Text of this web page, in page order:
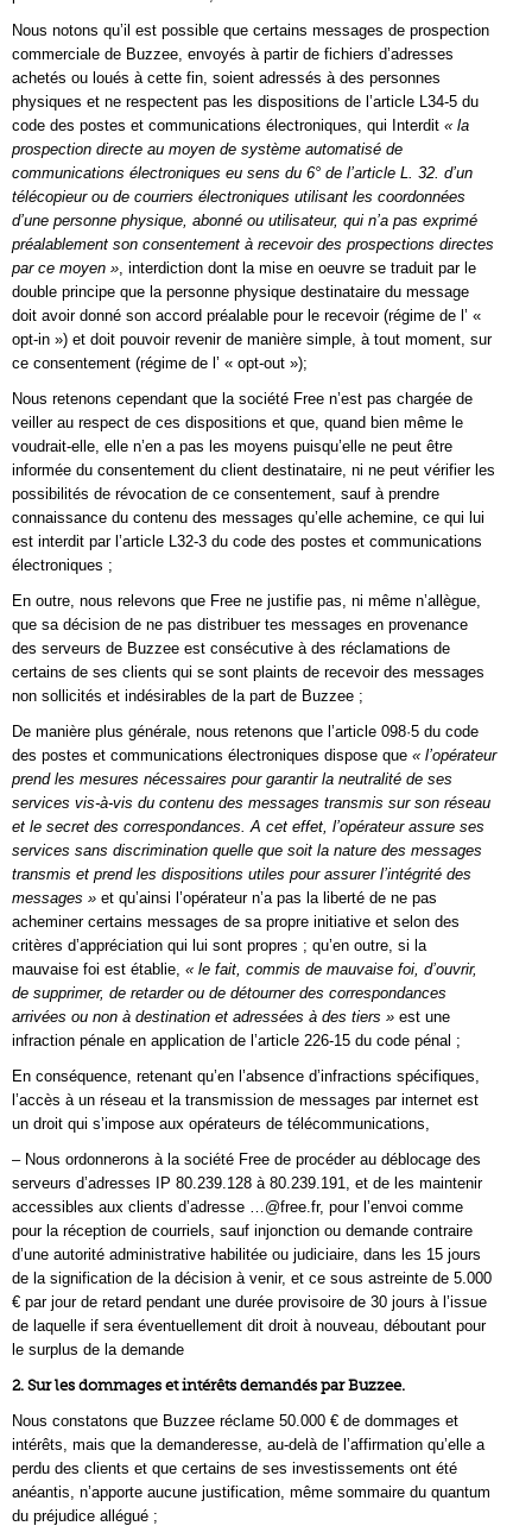
Nous notons qu’il est possible que certains messages de prospection
commerciale de Buzzee, envoyés à partir de fichiers d’adresses
achetés ou loués à cette fin, soient adressés à des personnes
physiques et ne respectent pas les dispositions de l’article L34-5 du
code des postes et communications électroniques, qui Interdit « la
prospection directe au moyen de système automatisé de
communications électroniques eu sens du 6° de l’article L. 32. d’un
télécopieur ou de courriers électroniques utilisant les coordonnées
d’une personne physique, abonné ou utilisateur, qui n’a pas exprimé
préalablement son consentement à recevoir des prospections directes
par ce moyen », interdiction dont la mise en oeuvre se traduit par le
double principe que la personne physique destinataire du message
doit avoir donné son accord préalable pour le recevoir (régime de l’ «
opt-in ») et doit pouvoir revenir de manière simple, à tout moment, sur
ce consentement (régime de l’ « opt-out »);
Nous retenons cependant que la société Free n’est pas chargée de
veiller au respect de ces dispositions et que, quand bien même le
voudrait-elle, elle n’en a pas les moyens puisqu’elle ne peut être
informée du consentement du client destinataire, ni ne peut vérifier les
possibilités de révocation de ce consentement, sauf à prendre
connaissance du contenu des messages qu’elle achemine, ce qui lui
est interdit par l’article L32-3 du code des postes et communications
électroniques ;
En outre, nous relevons que Free ne justifie pas, ni même n’allègue,
que sa décision de ne pas distribuer tes messages en provenance
des serveurs de Buzzee est consécutive à des réclamations de
certains de ses clients qui se sont plaints de recevoir des messages
non sollicités et indésirables de la part de Buzzee ;
De manière plus générale, nous retenons que l’article 098·5 du code
des postes et communications électroniques dispose que « l’opérateur
prend les mesures nécessaires pour garantir la neutralité de ses
services vis-à-vis du contenu des messages transmis sur son réseau
et le secret des correspondances. A cet effet, l’opérateur assure ses
services sans discrimination quelle que soit la nature des messages
transmis et prend les dispositions utiles pour assurer l’intégrité des
messages » et qu’ainsi l’opérateur n’a pas la liberté de ne pas
acheminer certains messages de sa propre initiative et selon des
critères d’appréciation qui lui sont propres ; qu’en outre, si la
mauvaise foi est établie, « le fait, commis de mauvaise foi, d’ouvrir,
de supprimer, de retarder ou de détourner des correspondances
arrivées ou non à destination et adressées à des tiers » est une
infraction pénale en application de l’article 226-15 du code pénal ;
En conséquence, retenant qu’en l’absence d’infractions spécifiques,
l’accès à un réseau et la transmission de messages par internet est
un droit qui s’impose aux opérateurs de télécommunications,
– Nous ordonnerons à la société Free de procéder au déblocage des
serveurs d’adresses IP 80.239.128 à 80.239.191, et de les maintenir
accessibles aux clients d’adresse …@free.fr, pour l’envoi comme
pour la réception de courriels, sauf injonction ou demande contraire
d’une autorité administrative habilitée ou judiciaire, dans les 15 jours
de la signification de la décision à venir, et ce sous astreinte de 5.000
€ par jour de retard pendant une durée provisoire de 30 jours à l’issue
de laquelle if sera éventuellement dit droit à nouveau, déboutant pour
le surplus de la demande
2. Sur les dommages et intérêts demandés par Buzzee.
Nous constatons que Buzzee réclame 50.000 € de dommages et
intérêts, mais que la demanderesse, au-delà de l’affirmation qu’elle a
perdu des clients et que certains de ses investissements ont été
anéantis, n’apporte aucune justification, même sommaire du quantum
du préjudice allégué ;